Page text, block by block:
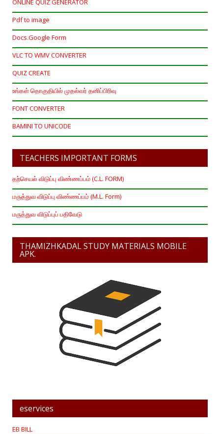
ONLINE QUIZ GENERATOR
Pdf to image
Docs.Google Form
VLC TO WMV CONVERTER
QUIZ CREATE
உங்கள் தொகுதியில் முதல்வர் தனிப்பிரிவு
FONT CONVERTER
BAMINI TO UNICODE
TEACHERS IMPORTANT FORMS
தற்செயல் விடுப்பு விண்ணப்பம் (C.L. FORM)
மருத்துவ விடுப்பு விண்ணப்பம் (M.L. Form)
மருத்துவ விடுப்புப் பதிவேடு
THAMIZHKADAL STUDY MATERIALS MOBILE
APK.
eservices
EB BILL